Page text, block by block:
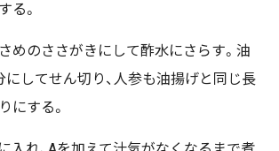
る。
めのささがきにして酢水にさらす。油
にしてせん切り、人参も油揚げと同じ長
にする。